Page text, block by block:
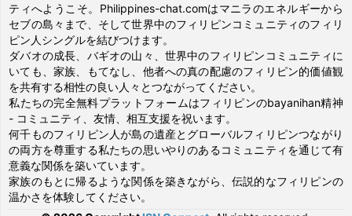
ティへようこそ。Philippines-chat.comはマニラのエネルギーから
セブの島々まで、そして世界中のフィリピンコミュニティのフィリ
ピン人シングルを結びつけます。
ダバオの成長、バギオの山々、世界中のフィリピンコミュニティに
いても、家族、もてなし、他者への真の配慮のフィリピン的価値観
を共有する相性の良い人々とつながってください。
私たちの完全無料プラットフォームはフィリピンのbayanihan精神
- コミュニティ、友情、相互支援を祝います。
何千ものフィリピン人が島の遺産とグローバルフィリピンつながり
の両方を尊重する私たちの思いやりのあるコミュニティを通じて有
意義な関係を築いています。
家族のもとに帰るような関係を築きながら、伝説的なフィリピンの
温かさを体験してください。